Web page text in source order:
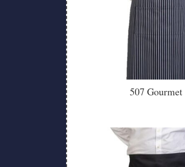
507 Gourmet